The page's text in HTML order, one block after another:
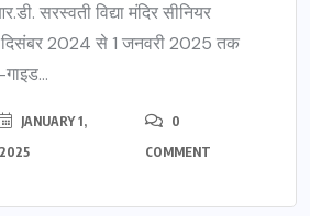
सरस्वती विद्या मंदिर सीनियर
2024 से 1 जनवरी 2025 तक
JANUARY 1,
2025
0
COMMENT